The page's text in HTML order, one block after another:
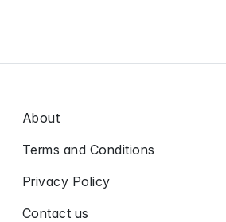
About
Terms and Conditions
Privacy Policy
Contact us